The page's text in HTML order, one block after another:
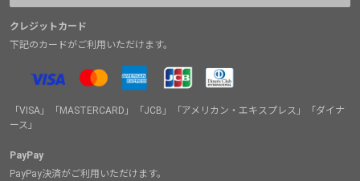
クレジットカード
下記のカードがご利用いただけます。
「VISA」「MASTERCARD」「JCB」「アメリカン・エキスプレス」「ダイナ
ース」
PayPay
PayPay決済がご利用いただけます。